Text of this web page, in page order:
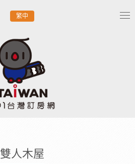
繁中
雙人木屋